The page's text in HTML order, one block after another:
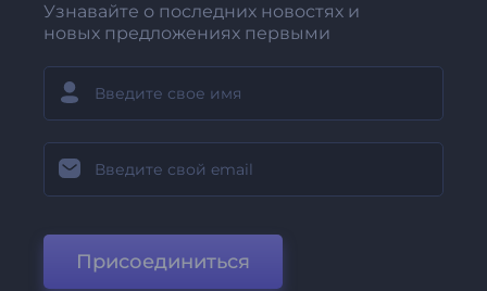
Узнавайте о последних новостях и
новых предложениях первыми
Присоединиться